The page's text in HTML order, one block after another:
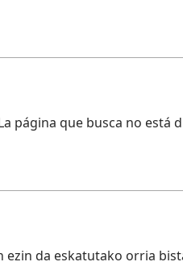
página que busca no está
ezin da eskatutako orria